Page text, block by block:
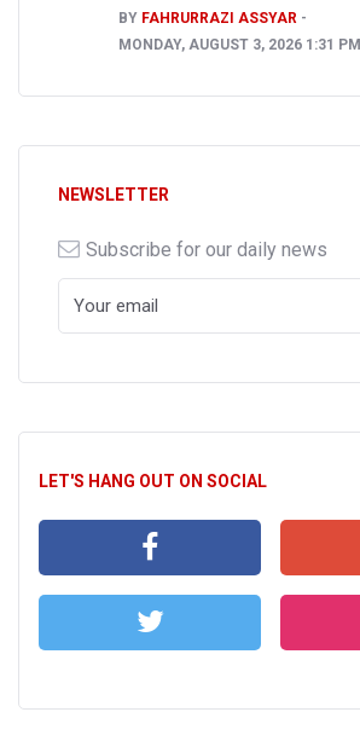
BY FAHRURRAZI ASSYAR
MONDAY, AUGUST 3, 2026 1:31 PM
NEWSLETTER
Subscribe for our daily news
LET'S HANG OUT ON SOCIAL